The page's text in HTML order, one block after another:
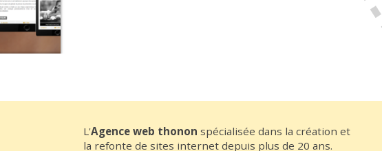
L'Agence web thonon spécialisée dans la création et
la refonte de sites internet depuis plus de 20 ans.